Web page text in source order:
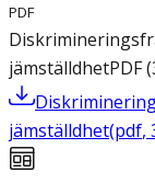
PDF
jämställdhetPDF(
jämställdhet(pdf,